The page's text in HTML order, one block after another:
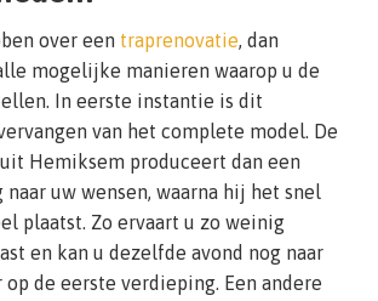
over een traprenovatie, dan
mogelijke manieren waarop u de
In eerste instantie is dit
van het complete model. De
Hemiksem produceert dan een
uw wensen, waarna hij het snel
plaatst. Zo ervaart u zo weinig
en kan u dezelfde avond nog naar
op de eerste verdieping. Een andere